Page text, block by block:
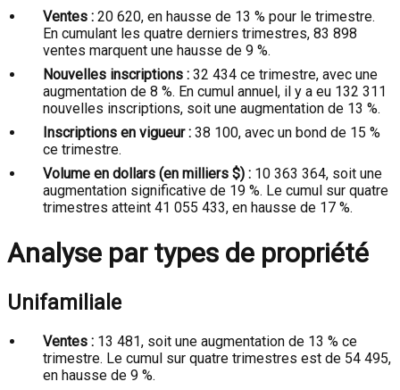
Ventes : 20 620, en hausse de 13 % pour le trimestre.
En cumulant les quatre derniers trimestres, 83 898
ventes marquent une hausse de 9 %.
Nouvelles inscriptions : 32 434 ce trimestre, avec une
augmentation de 8 %. En cumul annuel, il y a eu 132 311
nouvelles inscriptions, soit une augmentation de 13 %.
Inscriptions en vigueur : 38 100, avec un bond de 15 %
ce trimestre.
Volume en dollars (en milliers $) : 10 363 364, soit une
augmentation significative de 19 %. Le cumul sur quatre
trimestres atteint 41 055 433, en hausse de 17 %.
Analyse par types de propriété
Unifamiliale
Ventes : 13 481, soit une augmentation de 13 % ce
trimestre. Le cumul sur quatre trimestres est de 54 495,
en hausse de 9 %.